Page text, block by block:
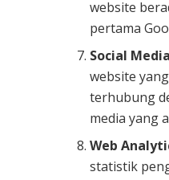
website
pertama
Social
website
terhubung
media yang
Web
statistik